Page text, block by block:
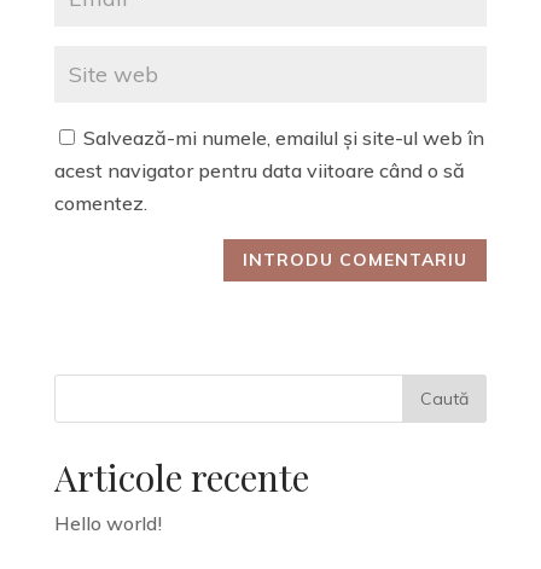
Salvează-mi numele, emailul și site-ul web în
acest navigator pentru data viitoare când o să
comentez.
Articole recente
Hello world!